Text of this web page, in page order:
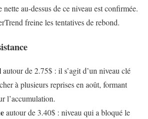
au-dessus de ce niveau est confirmée.
freine les tentatives de rebond.
autour de 2.75$ : il s’agit d’un niveau clé
à plusieurs reprises en août, formant
l’accumulation.
autour de 3.40$ : niveau qui a bloqué le